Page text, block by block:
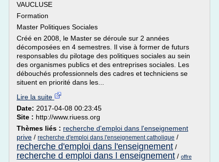
VAUCLUSE
Formation
Master Politiques Sociales
Créé en 2008, le Master se déroule sur 2 années
décomposées en 4 semestres. Il vise à former de futurs
responsables du pilotage des politiques sociales au sein
des organismes publics et des entreprises sociales. Les
débouchés professionnels des cadres et techniciens se
situent en priorité dans les...
Lire la suite
Date: 2017-04-08 00:23:45
Site : http://www.riuess.org
Thèmes liés : recherche d'emploi dans l'enseignement
prive / recherche d'emploi dans l'enseignement catholique /
recherche d'emploi dans l'enseignement /
recherche d emploi dans l enseignement / offre